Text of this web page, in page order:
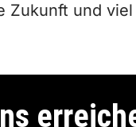
Zukunft und